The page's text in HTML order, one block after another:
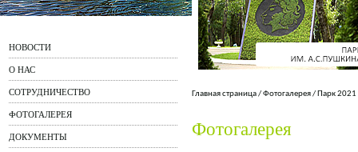
НОВОСТИ
О НАС
СОТРУДНИЧЕСТВО
ФОТОГАЛЕРЕЯ
ДОКУМЕНТЫ
Главная страница/Фотогалерея/ Парк 2021
Фотогалерея